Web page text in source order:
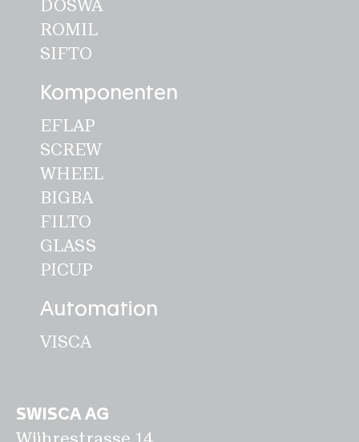
DOSWA
ROMIL
SIFTO
Komponenten
EFLAP
SCREW
WHEEL
BIGBA
FILTO
GLASS
PICUP
Automation
VISCA
SWISCA AG